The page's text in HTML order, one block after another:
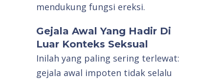
mendukung fungsi ereksi.
Gejala Awal Yang Hadir Di
Luar Konteks Seksual
Inilah yang paling sering terlewat:
gejala awal impoten tidak selalu